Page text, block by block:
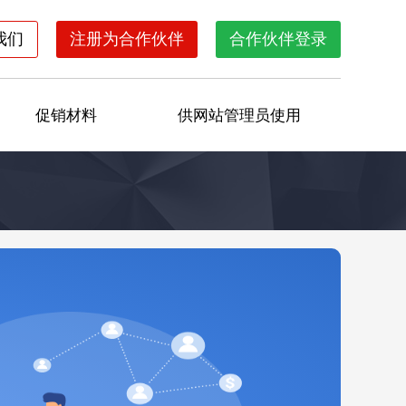
们 注册为合作伙伴 合作伙伴登录
促销材料 供网站管理员使用